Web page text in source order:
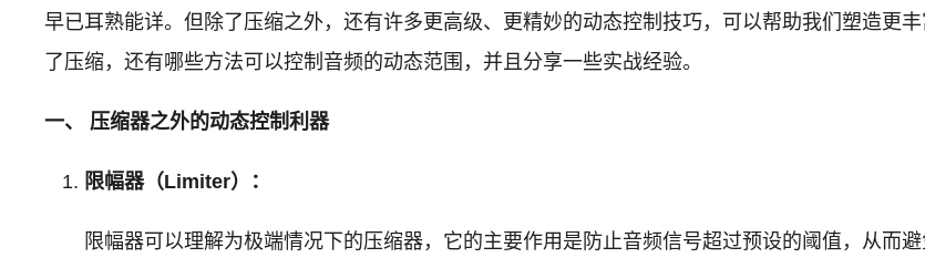
早已耳熟能详。但除了压缩之外，还有许多更高级、更精妙的动态控制技巧，可以帮助我们塑造更
了压缩，还有哪些方法可以控制音频的动态范围，并且分享一些实战经验。
一、 压缩器之外的动态控制利器
限幅器（Limiter）：
限幅器可以理解为极端情况下的压缩器，它的主要作用是防止音频信号超过预设的阈值，从而